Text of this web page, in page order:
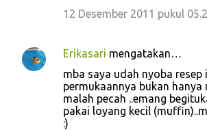
12 Desember 2011 pukul
Erikasari mengatakan…
mba saya udah nyoba resep
permukaannya bukan hanya
malah pecah ..emang
pakai loyang kecil
:)